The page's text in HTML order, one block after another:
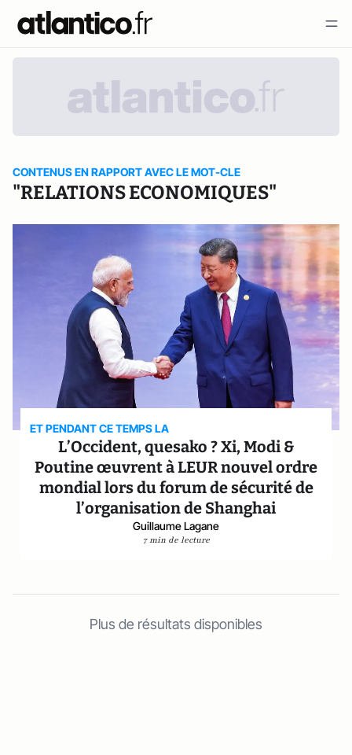
CONTENUS EN RAPPORT AVEC LE MOT-CLE
"RELATIONS ECONOMIQUES"
ET PENDANT CE TEMPS LA
L’Occident, quesako ? Xi, Modi &
Poutine œuvrent à LEUR nouvel ordre
mondial lors du forum de sécurité de
l’organisation de Shanghai
Guillaume Lagane
7 min de lecture
Plus de résultats disponibles